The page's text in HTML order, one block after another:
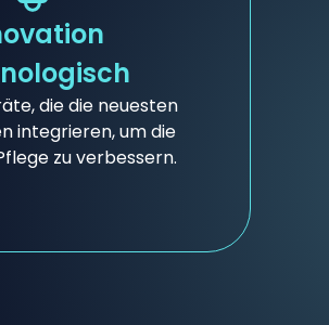
die die neuesten
integrieren, um die
zu verbessern.